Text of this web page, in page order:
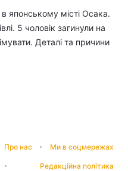
японському місті Осака.
5 чоловік загинули на
Деталі та причини
Про нас Ми в соцмережах
Редакційна політика